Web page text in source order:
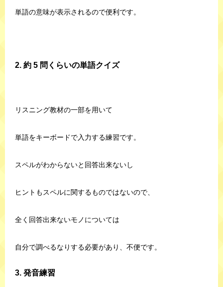
単語の意味が表示されるので便利です。
2. 約 5 問くらいの単語クイズ
リスニング教材の一部を用いて
単語をキーボードで入力する練習です。
スペルがわからないと回答出来ないし
ヒントもスペルに関するものではないので、
全く回答出来ないモノについては
自分で調べるなりする必要があり、不便です。
3. 発音練習